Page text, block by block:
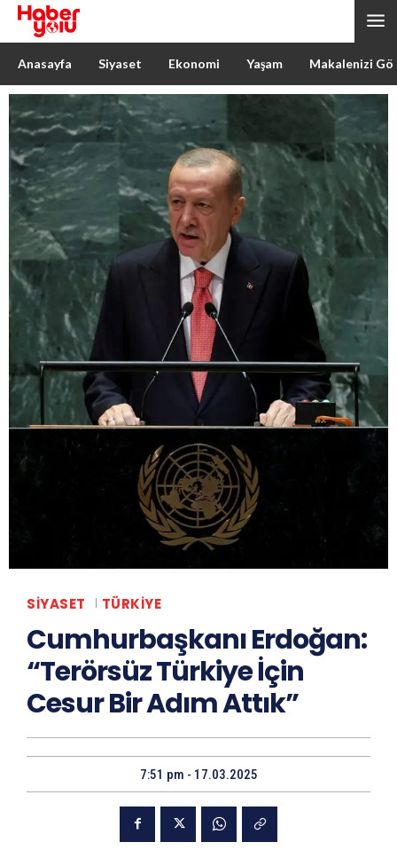
Anasayfa Siyaset Ekonomi Yaşam Makalenizi
SIYASET TÜRKIYE
Cumhurbaşkanı Erdoğan:
“Terörsüz Türkiye İçin
Cesur Bir Adım Attık”
7:51 pm - 17.03.2025